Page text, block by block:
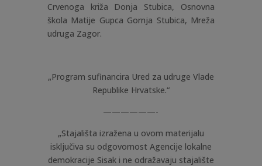
Crvenoga križa Donja Stubica, Osnovna
škola Matije Gupca Gornja Stubica, Mreža
udruga Zagor.
„Program sufinancira Ured za udruge Vlade
Republike Hrvatske.“
——————-
„Stajališta izražena u ovom materijalu
isključiva su odgovornost Agencije lokalne
demokracije Sisak i ne odražavaju stajalište